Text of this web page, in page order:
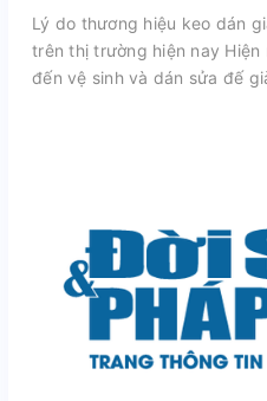
Lý do thương hiệu keo dán
trên thị trường hiện nay
đến vệ sinh và dán sửa đế